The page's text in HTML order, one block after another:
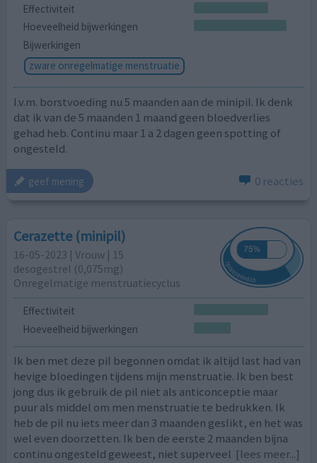
Effectiviteit
Hoeveelheid bijwerkingen
Bijwerkingen
zware onregelmatige menstruatie
I.v.m. borstvoeding nu 5 maanden aan de minipil. Ik denk
dat ik van de 5 maanden 1 maand geen bloedverlies
gehad heb. Continu maar 1 a 2 dagen geen spotting of
ongesteld.
geef mening 0 reacties
Cerazette (minipil)
16-05-2023 | Vrouw | 15
desogestrel (0,075mg)
Onregelmatige menstruatiecyclus
Effectiviteit
Hoeveelheid bijwerkingen
Ik ben met deze pil begonnen omdat ik altijd last had van
hevige bloedingen tijdens mijn menstruatie. Ik ben best
jong dus ik gebruik de pil niet als anticonceptie maar
puur als middel om men menstruatie te bedrukken. Ik
heb de pil nu iets meer dan 3 maanden geslikt, en het was
wel even doorzetten. Ik ben de eerste 2 maanden bijna
continu ongesteld geweest, niet superveel [lees meer...]